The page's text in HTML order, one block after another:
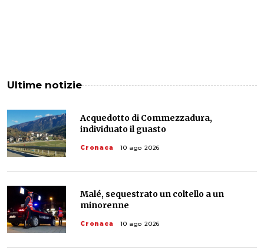
Ultime notizie
Acquedotto di Commezzadura,
individuato il guasto
Cronaca 10 ago 2026
Malé, sequestrato un coltello a un
minorenne
Cronaca 10 ago 2026